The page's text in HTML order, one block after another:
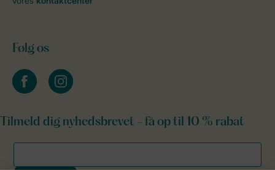
Følg os
facebookinstagram
Tilmeld dig nyhedsbrevet - få op til 10 % rabat